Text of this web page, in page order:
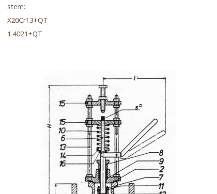
stem:
X20Cr13+QT
1.4021+QT